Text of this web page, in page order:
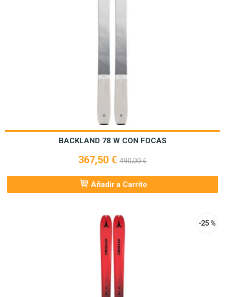
BACKLAND 78 W CON FOCAS
367,50 € 490,00 €
Añadir a Carrito
-25 %